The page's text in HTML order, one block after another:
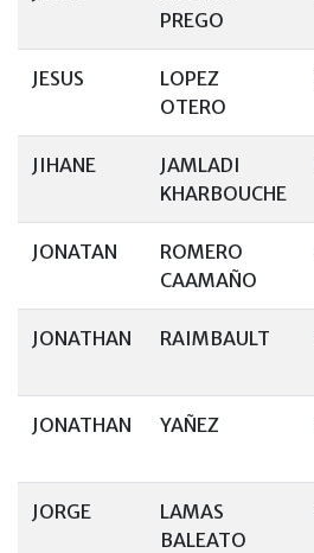
PREGO
JESUS
LOPEZ
OTERO
JIHANE
JAMLADI
KHARBOUCHE
JONATAN
ROMERO
CAAMAÑO
JONATHAN RAIMBAULT
JONATHAN YAÑEZ
JORGE
LAMAS
BALEATO